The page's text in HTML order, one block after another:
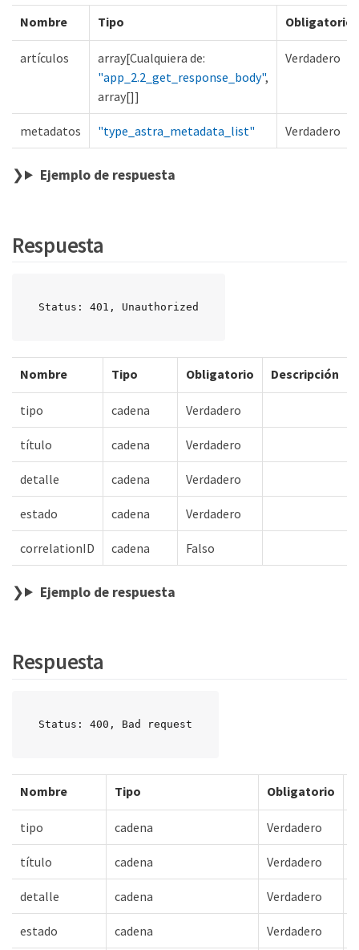
Nombre Tipo Obligatorio
artículos
array[Cualquiera de:
"app_2.2_get_response_body",
array[]]
Verdadero
metadatos "type_astra_metadata_list" Verdadero
Ejemplo de respuesta
Respuesta
Status: 401, Unauthorized
Nombre Tipo Obligatorio Descripción
tipo cadena Verdadero
título cadena Verdadero
detalle cadena Verdadero
estado cadena Verdadero
correlationID cadena Falso
Ejemplo de respuesta
Respuesta
Status: 400, Bad request
Nombre Tipo Obligatorio
tipo cadena Verdadero
título cadena Verdadero
detalle cadena Verdadero
estado cadena Verdadero